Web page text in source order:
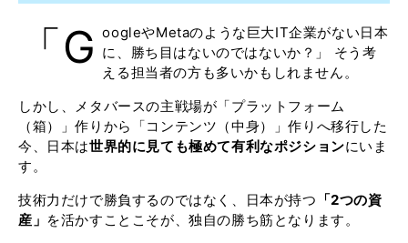
「G oogleやMetaのような巨大IT企業がない日本
に、勝ち目はないのではないか？」 そう考
える担当者の方も多いかもしれません。
しかし、メタバースの主戦場が「プラットフォーム
（箱）」作りから「コンテンツ（中身）」作りへ移行した
今、日本は世界的に見ても極めて有利なポジションにいま
す。
技術力だけで勝負するのではなく、日本が持つ 「2つの資
産」 を活かすことこそが、独自の勝ち筋となります。